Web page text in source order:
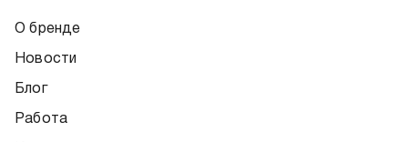
О бренде
Новости
Блог
Работа